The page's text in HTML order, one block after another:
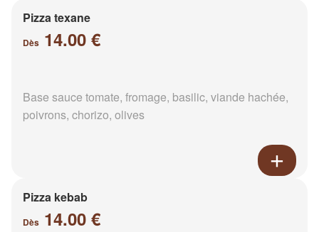
Pizza texane
Dès 14.00 €
Base sauce tomate, fromage, basilic, viande hachée,
poivrons, chorizo, olives
Pizza kebab
Dès 14.00 €